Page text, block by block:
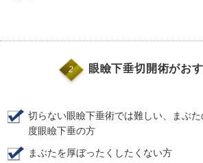
2 眼瞼下垂切開術がお
切らない眼瞼下垂術では難しい、まぶ
度眼瞼下垂の方
まぶたを厚ぼったくしたくない方